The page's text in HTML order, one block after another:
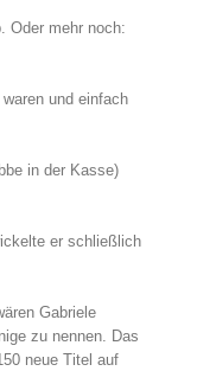
Oder mehr noch:
und einfach
in der Kasse)
er schließlich
Gabriele
zu nennen. Das
neue Titel auf